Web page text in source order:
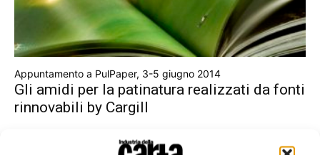
Appuntamento a PulPaper, 3-5 giugno 2014
Gli amidi per la patinatura realizzati da fonti
rinnovabili by Cargill